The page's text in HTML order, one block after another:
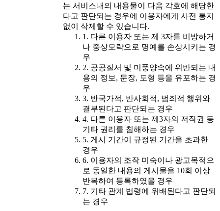
는 서비스내의 내용물이 다음 각호에 해당한
다고 판단되는 경우에 이용자에게 사전 통지
없이 삭제할 수 있습니다.
1. 다른 이용자 또는 제 3자를 비방하거
나 중상모략으로 명예를 손상시키는 경
우
2. 공공질서 및 미풍양속에 위반되는 내
용의 정보, 문장, 도형 등을 유포하는 경
우
3. 반국가적, 반사회적, 범죄적 행위와
결부된다고 판단되는 경우
4. 다른 이용자 또는 제3자의 저작권 등
기타 권리를 침해하는 경우
5. 게시 기간이 규정된 기간을 초과한
경우
6. 이용자의 조작 미숙이나 광고목적으
로 동일한 내용의 게시물을 10회 이상
반복하여 등록하였을 경우
7. 기타 관계 법령에 위배된다고 판단되
는 경우